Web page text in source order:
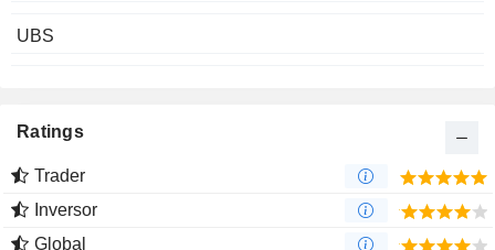
UBS
Ratings
Trader
Inversor
Global